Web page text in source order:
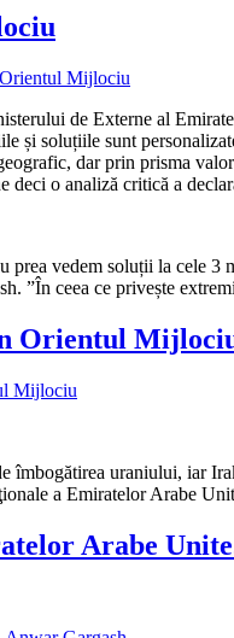
Orientul Mijlociu
de Externe al
soluțiile sunt
dar prin prisma
deci o analiză critică a
vedem soluții la cele
”În ceea ce privește
Orientul
Mijlociu
uraniului, iar
a Emiratelor Arabe
Arabe